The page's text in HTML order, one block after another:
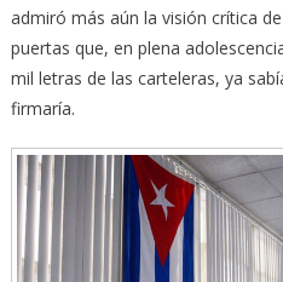
admiró más aún la visión crítica
puertas que, en plena
mil letras de las carteleras, ya
firmaría.